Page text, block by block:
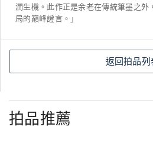
潤生機。此作正是余老在傳統筆墨之外
局的巔峰證言。」
返回拍品列
拍品推薦